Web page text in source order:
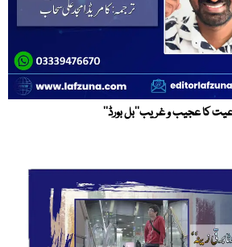
کا عجیب و غریب’’بل بورڈ‘‘